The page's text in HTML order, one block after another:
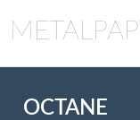
OCTANE